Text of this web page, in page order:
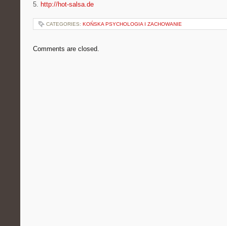
5. http://hot-salsa.de
CATEGORIES: KOŃSKA PSYCHOLOGIA I ZACHOWANIE
Comments are closed.